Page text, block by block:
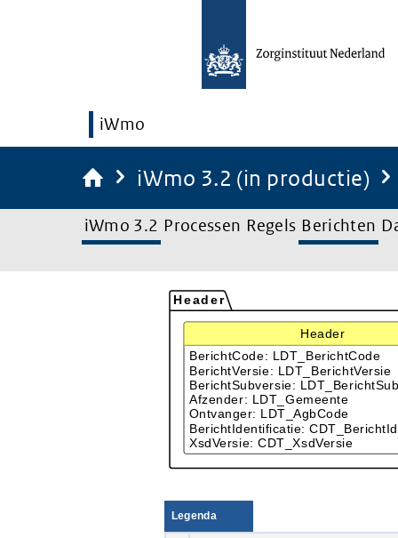
iWmo
iWmo 3.2 (in productie)
iWmo 3.2 Processen Regels Berichten
Legenda